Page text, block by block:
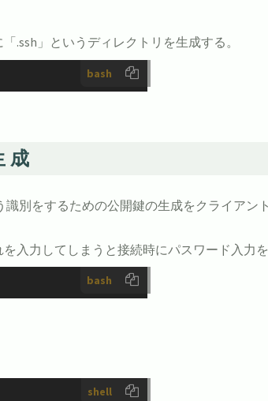
.ssh」というディレクトリを生成する。
bash
成
別をするための公開鍵の生成をクライアン
入力してしまうと接続時にパスワード入力
bash
shell